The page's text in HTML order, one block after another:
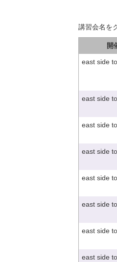
講習会名を
開
east side
east side
east side
east side
east side
east side
east side
east side